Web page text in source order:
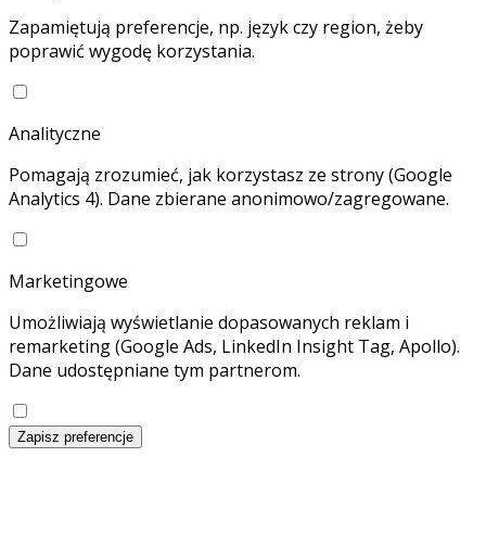
Zapamiętują preferencje, np. język czy region, żeby
poprawić wygodę korzystania.
Analityczne
Pomagają zrozumieć, jak korzystasz ze strony (Google
Analytics 4). Dane zbierane anonimowo/zagregowane.
Marketingowe
Umożliwiają wyświetlanie dopasowanych reklam i
remarketing (Google Ads, LinkedIn Insight Tag, Apollo).
Dane udostępniane tym partnerom.
Zapisz preferencje